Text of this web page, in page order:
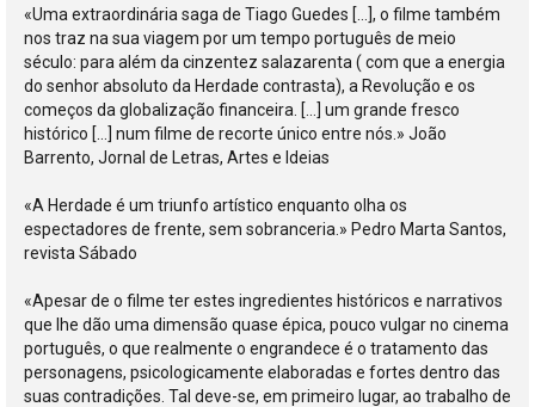
«Uma extraordinária saga de Tiago Guedes […], o filme também
nos traz na sua viagem por um tempo português de meio
século: para além da cinzentez salazarenta ( com que a energia
do senhor absoluto da Herdade contrasta), a Revolução e os
começos da globalização financeira. […] um grande fresco
histórico […] num filme de recorte único entre nós.» João
Barrento, Jornal de Letras, Artes e Ideias
«A Herdade é um triunfo artístico enquanto olha os
espectadores de frente, sem sobranceria.» Pedro Marta Santos,
revista Sábado
«Apesar de o filme ter estes ingredientes históricos e narrativos
que lhe dão uma dimensão quase épica, pouco vulgar no cinema
português, o que realmente o engrandece é o tratamento das
personagens, psicologicamente elaboradas e fortes dentro das
suas contradições. Tal deve-se, em primeiro lugar, ao trabalho de